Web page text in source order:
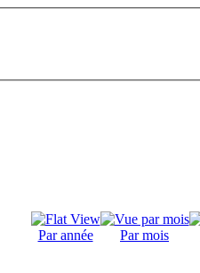
Par année Par mois